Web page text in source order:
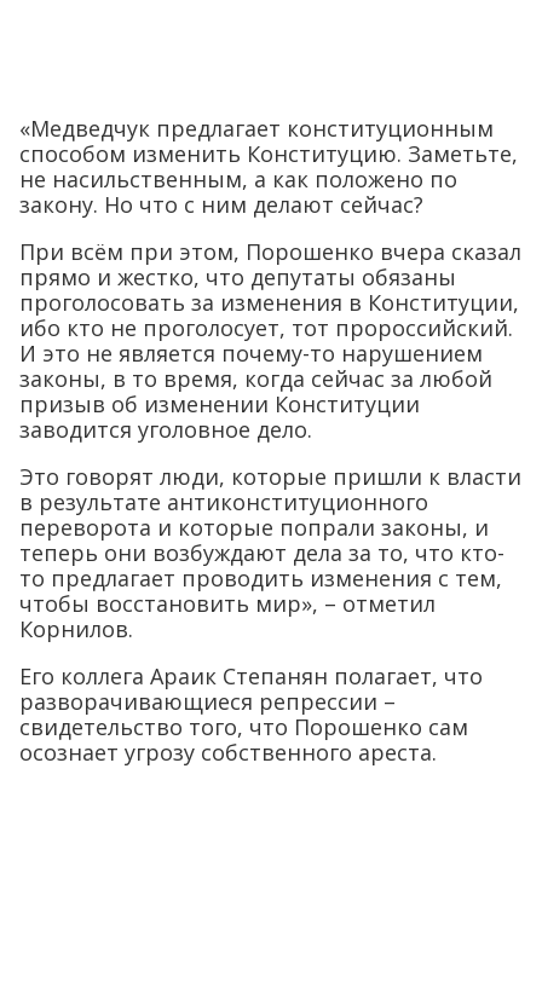
«Медведчук предлагает конституционным
способом изменить Конституцию. Заметьте,
не насильственным, а как положено по
закону. Но что с ним делают сейчас?
При всём при этом, Порошенко вчера сказал
прямо и жестко, что депутаты обязаны
проголосовать за изменения в Конституции,
ибо кто не проголосует, тот пророссийский.
И это не является почему-то нарушением
законы, в то время, когда сейчас за любой
призыв об изменении Конституции
заводится уголовное дело.
Это говорят люди, которые пришли к власти
в результате антиконституционного
переворота и которые попрали законы, и
теперь они возбуждают дела за то, что кто-
то предлагает проводить изменения с тем,
чтобы восстановить мир», – отметил
Корнилов.
Его коллега Араик Степанян полагает, что
разворачивающиеся репрессии –
свидетельство того, что Порошенко сам
осознает угрозу собственного ареста.